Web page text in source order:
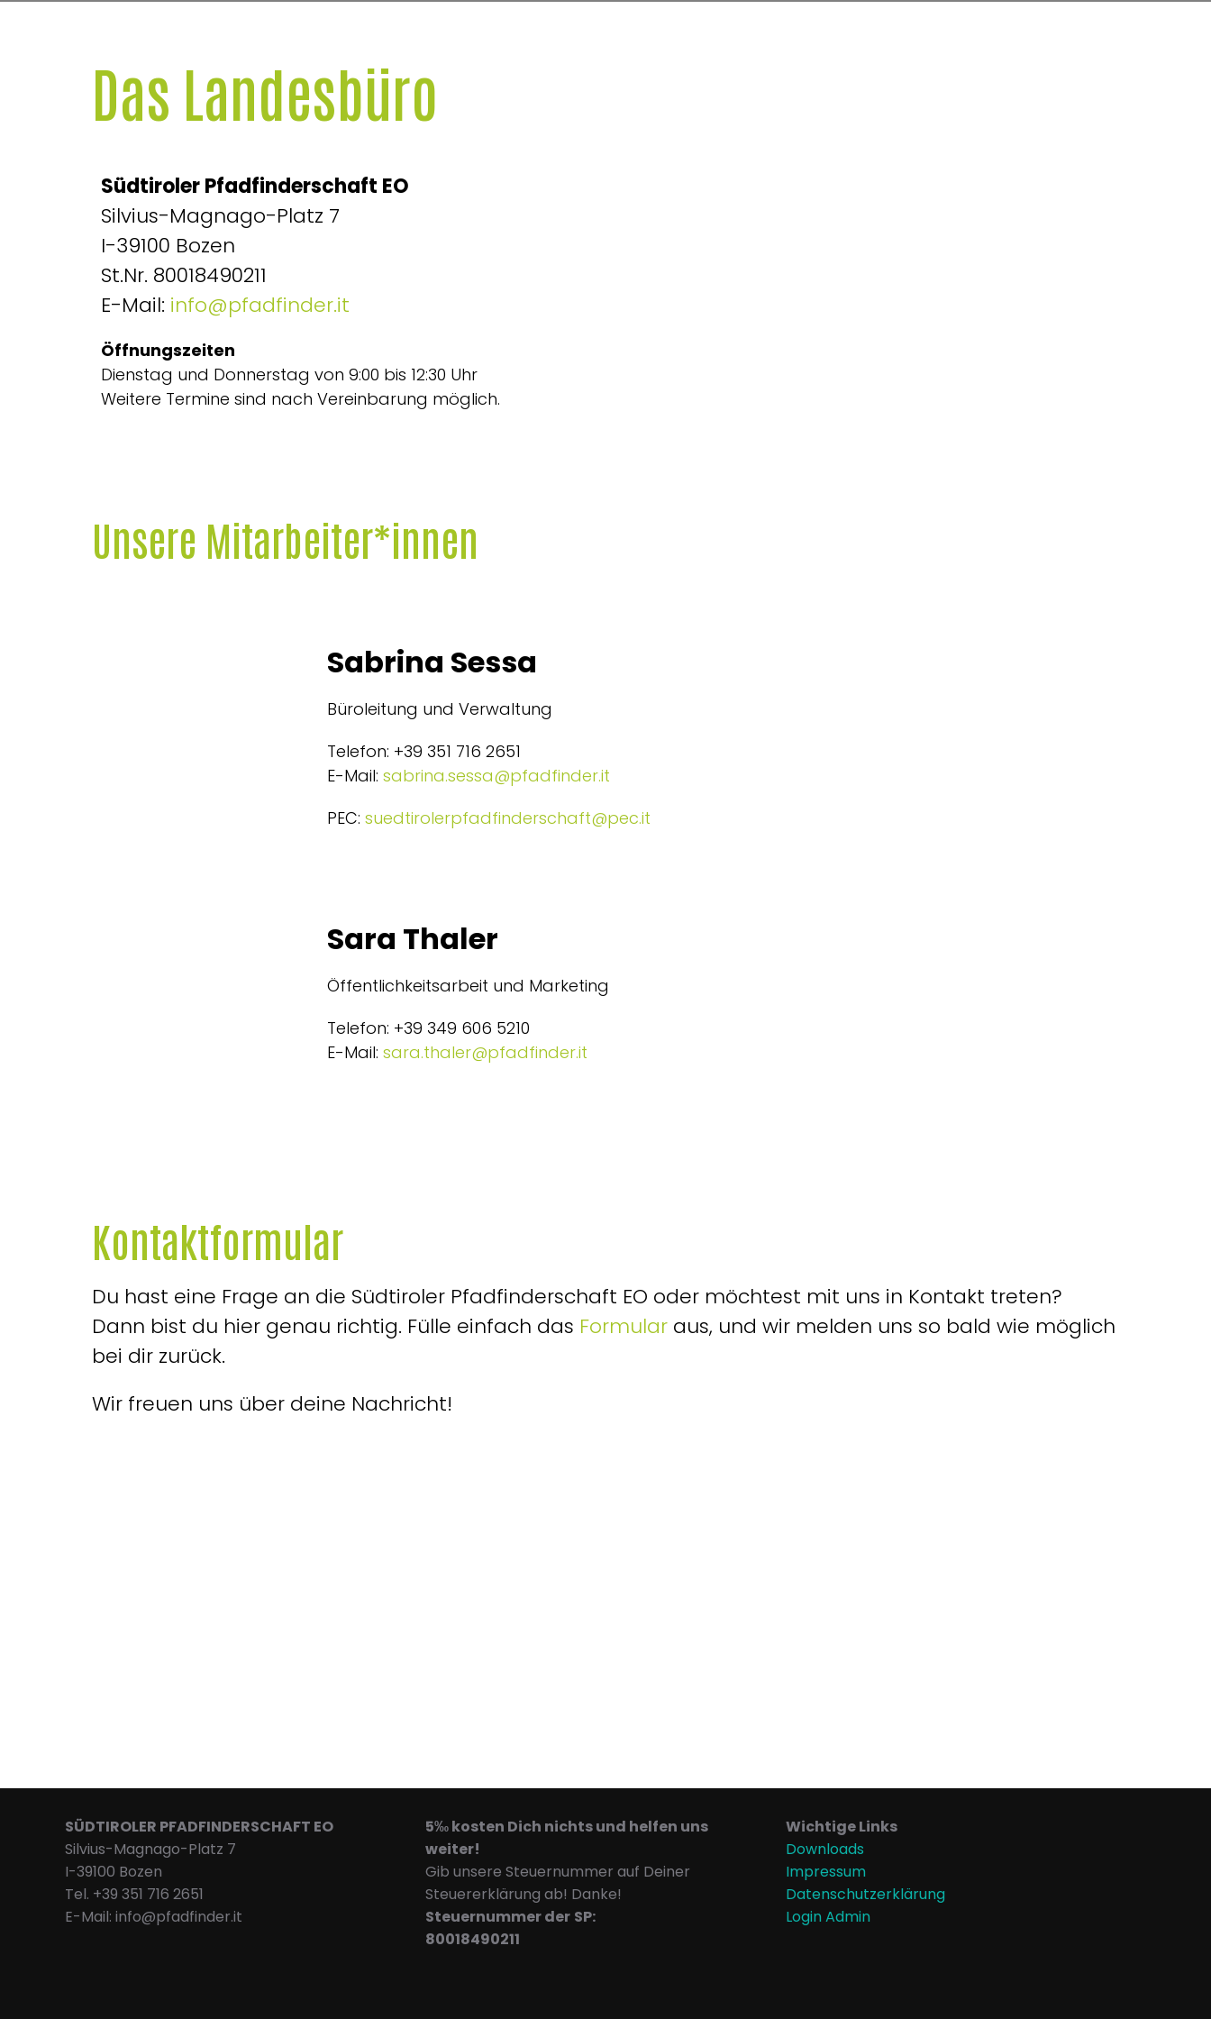
Das Landesbüro
Südtiroler Pfadfinderschaft EO
Silvius-Magnago-Platz 7
I-39100 Bozen
St.Nr. 80018490211
E-Mail: info@pfadfinder.it
Öffnungszeiten
Dienstag und Donnerstag von 9:00 bis 12:30 Uhr
Weitere Termine sind nach Vereinbarung möglich.
Unsere Mitarbeiter*innen
Sabrina Sessa
Büroleitung und Verwaltung
Telefon: +39 351 716 2651
E-Mail: sabrina.sessa@pfadfinder.it
PEC: suedtirolerpfadfinderschaft@pec.it
Sara Thaler
Öffentlichkeitsarbeit und Marketing
Telefon: +39 349 606 5210
E-Mail: sara.thaler@pfadfinder.it
Kontaktformular
Du hast eine Frage an die Südtiroler Pfadfinderschaft EO oder möchtest mit uns in Kontakt treten?
Dann bist du hier genau richtig. Fülle einfach das Formular aus, und wir melden uns so bald wie möglich
bei dir zurück.
Wir freuen uns über deine Nachricht!
SÜDTIROLER PFADFINDERSCHAFT EO
Silvius-Magnago-Platz 7
I-39100 Bozen
Tel. +39 351 716 2651
E-Mail: info@pfadfinder.it
5‰ kosten Dich nichts und helfen uns
weiter!
Gib unsere Steuernummer auf Deiner
Steuererklärung ab! Danke!
Steuernummer der SP:
80018490211
Wichtige Links
Downloads
Impressum
Datenschutzerklärung
Login Admin